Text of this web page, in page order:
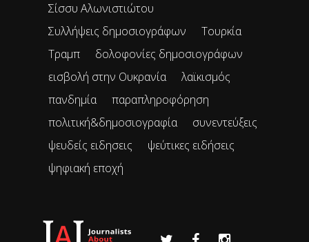
Σίσσυ Αλωνιστιώτου
Συλλήψεις δημοσιογράφων
Τουρκία
Τραμπ
δολοφονίες δημοσιογράφων
εισβολή στην Ουκρανία
λαϊκισμός
πανδημία
παραπληροφόρηση
πολιτική&δημοσιογραφία
συνεντεύξεις
ψευδείς ειδησεις
ψεύτικες ειδήσεις
ψηφιακή εποχή